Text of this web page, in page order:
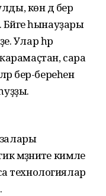
көн дә бер
һынауҙары
Улар һәр
сара
бер-береһен
мәҙәниәте кимәле
технологиялар